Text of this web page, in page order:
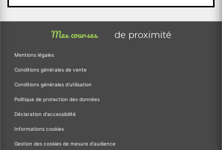
Mes courses de proximité
Mentions légales
Conditions générales de vente
Conditions générales d'utilisation
Politique de protection des données
Déclaration d'accessibilité
Informations cookies
Gestion des cookies de mesure d'audience